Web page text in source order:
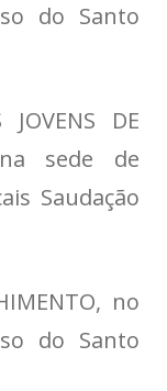
do Santo
DE
na sede de
Saudação
no
do Santo